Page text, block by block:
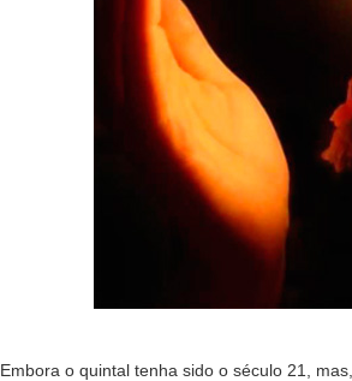
Embora o quintal tenha sido o século 21,